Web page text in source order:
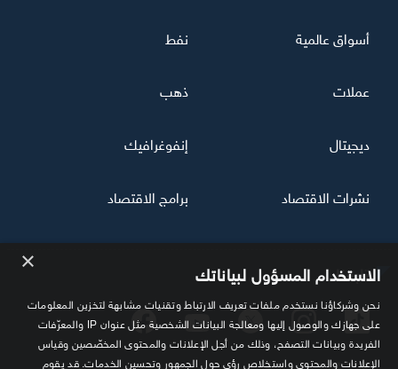
تابعنا
أسواق عالمية نفط
عملات ذهب
ديجيتال إنفوغرافيك
نشرات الاقتصاد برامج الاقتصاد
× الاستخدام المسؤول لبياناتك
نحن وشركاؤنا نستخدم ملفات تعريف الارتباط وتقنيات مشابهة لتخزين المعلومات
على جهازك والوصول إليها ومعالجة البيانات الشخصية مثل عنوان IP والمعرّفات
الفريدة وبيانات التصفح، وذلك من أجل الإعلانات والمحتوى المخصّصين وقياس
الإعلانات والمحتوى واستخلاص رؤى حول الجمهور وتحسين الخدمات. قد يقوم